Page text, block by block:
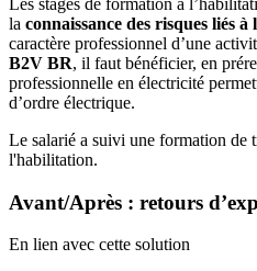
Les stages de formation à
la connaissance des risques liés à
caractère professionnel d’une
B2V BR, il faut bénéficier, en
professionnelle en électricité
d’ordre électrique.
Le salarié a suivi une formation de
l'habilitation.
Avant/Après : retours
En lien avec cette solution